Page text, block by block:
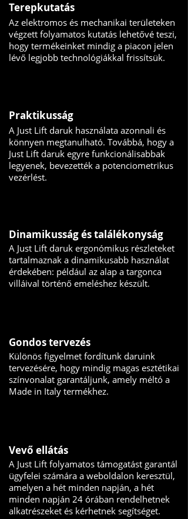
Terepkutatás
Az elektromos és mechanikai területeken
végzett folyamatos kutatás lehetővé teszi,
hogy termékeinket mindig a piacon jelen
lévő legjobb technológiákkal frissítsük.
Praktikusság
A Just Lift daruk használata azonnali és
könnyen megtanulható. Továbbá, hogy a
Just Lift daruk egyre funkcionálisabbak
legyenek, bevezették a potenciometrikus
vezérlést.
Dinamikusság és találékonyság
A Just Lift daruk ergonómikus részleteket
tartalmaznak a dinamikusabb használat
érdekében: például az alap a targonca
villáival történő emeléshez készült.
Gondos tervezés
Különös figyelmet fordítunk daruink
tervezésére, hogy mindig magas esztétikai
színvonalat garantáljunk, amely méltó a
Made in Italy termékhez.
Vevő ellátás
A Just Lift folyamatos támogatást garantál
ügyfelei számára a weboldalon keresztül,
amelyen a hét minden napján, a hét
minden napján 24 órában rendelhetnek
alkatrészeket és kérhetnek segítséget.